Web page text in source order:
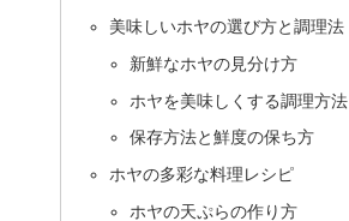
美味しいホヤの選び方と調理法
新鮮なホヤの見分け方
ホヤを美味しくする調理方法
保存方法と鮮度の保ち方
ホヤの多彩な料理レシピ
ホヤの天ぷらの作り方